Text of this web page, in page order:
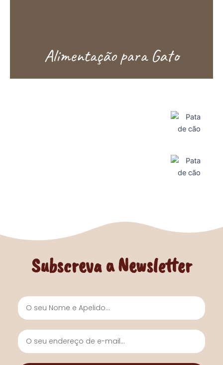
Alimentação para Gato
Subscreva a Newsletter
Nome
e
O
seu